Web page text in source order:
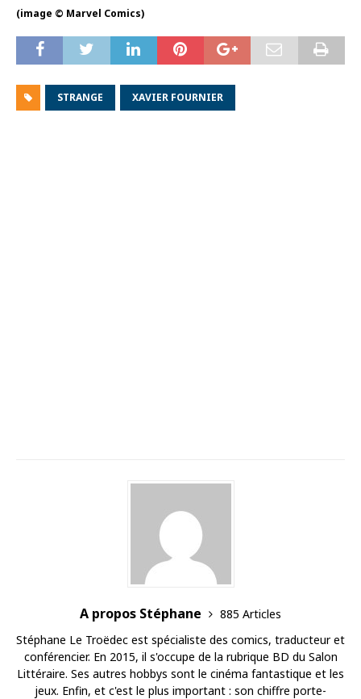
(image © Marvel Comics)
STRANGE XAVIER FOURNIER
A propos Stéphane
885 Articles
Stéphane Le Troëdec est spécialiste des comics, traducteur et
conférencier. En 2015, il s'occupe de la rubrique BD du Salon
Littéraire. Ses autres hobbys sont le cinéma fantastique et les
jeux. Enfin, et c'est le plus important : son chiffre porte-